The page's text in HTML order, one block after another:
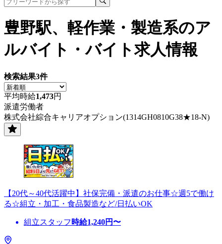
豊野駅、軽作業・製造系のア
ルバイト・バイト求人情報
検索結果3件
平均時給1,473円
派遣労働者
株式会社綜合キャリアオプション(1314GH0810G38★18-N)
【20代～40代活躍中】社保完備・派遣のお仕事☆週5で働け
る☆組立・加工・食品製造など/日払いOK
組立スタッフ 時給1,240円〜